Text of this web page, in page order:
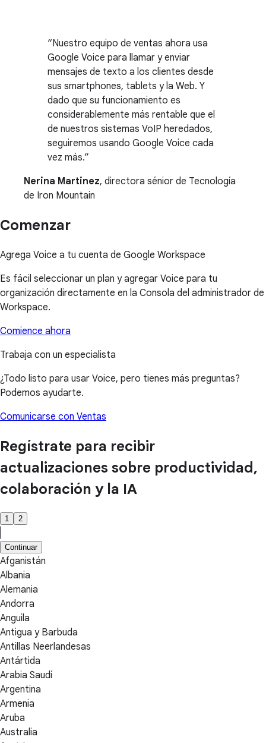
Nuestro equipo de ventas ahora usa
Google Voice para llamar y enviar
mensajes de texto a los clientes desde
sus smartphones, tablets y la Web. Y
dado que su funcionamiento es
considerablemente más rentable que el
de nuestros sistemas VoIP heredados,
seguiremos usando Google Voice cada
vez más.
Nerina Martinez, directora sénior de Tecnología
de Iron Mountain
Comenzar
Agrega Voice a tu cuenta de Google Workspace
Es fácil seleccionar un plan y agregar Voice para tu
organización directamente en la Consola del administrador de
Workspace.
Comience ahora
Trabaja con un especialista
¿Todo listo para usar Voice, pero tienes más preguntas?
Podemos ayudarte.
Comunicarse con Ventas
Regístrate para recibir
actualizaciones sobre productividad,
colaboración y la IA
1 2
Continuar
Afganistán
Albania
Alemania
Andorra
Anguila
Antigua y Barbuda
Antillas Neerlandesas
Antártida
Arabia Saudí
Argentina
Armenia
Aruba
Australia